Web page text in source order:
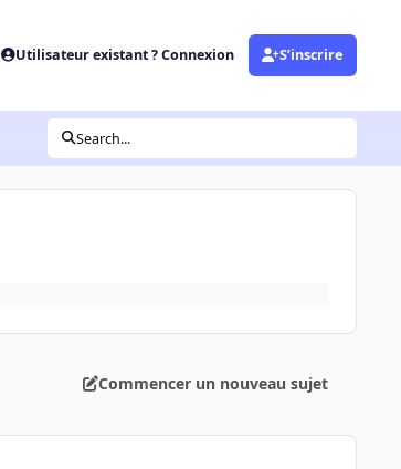
Utilisateur existant ? Connexion S’inscrire
Search...
Commencer un nouveau sujet